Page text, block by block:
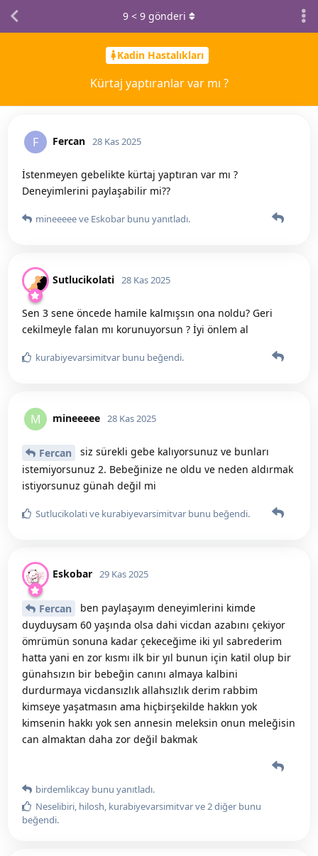
Kadin Hastalıkları
Kürtaj yaptıranlar var mı ?
9 < 9 gönderi
F Fercan 28 Kas 2025
İstenmeyen gebelikte kürtaj yaptıran var mı ?
Deneyimlerini paylaşabilir mi??
mineeeeeve Eskobar bunu yanıtladı.
Sutlucikolati 28 Kas 2025
Sen 3 sene öncede hamile kalmışsın ona noldu? Geri
cekilmeyle falan mı korunuyorsun ? İyi önlem al
kurabiyevarsimitvar bunu beğendi.
M mineeeee 28 Kas 2025
Fercan
siz sürekli gebe kalıyorsunuz ve bunları
istemiyorsunuz 2. Bebeğinize ne oldu ve neden aldırmak
istiyorsunuz günah değil mi
Sutlucikolative kurabiyevarsimitvar bunu beğendi.
Eskobar 29 Kas 2025
Fercan
ben paylaşayım deneyimlerini kimde
duyduysam 60 yaşında olsa dahi vicdan azabını çekiyor
ömrümün sonuna kadar çekeceğime iki yıl sabrederim
hatta yani en zor kısmı ilk bir yıl bunun için katil olup bir
günahsızın bir bebeğin canını almaya kalbini
durdurmaya vicdansızlık allahsızlık derim rabbim
kimseye yaşatmasın ama hiçbirşekilde hakkın yok
kimsenin hakkı yok sen annesin meleksin onun meleğisin
can almaktan daha zor değil bakmak
birdemlikcay bunu yanıtladı.
Neselibiri, hilosh, kurabiyevarsimitvarve2diğer bunu
beğendi.